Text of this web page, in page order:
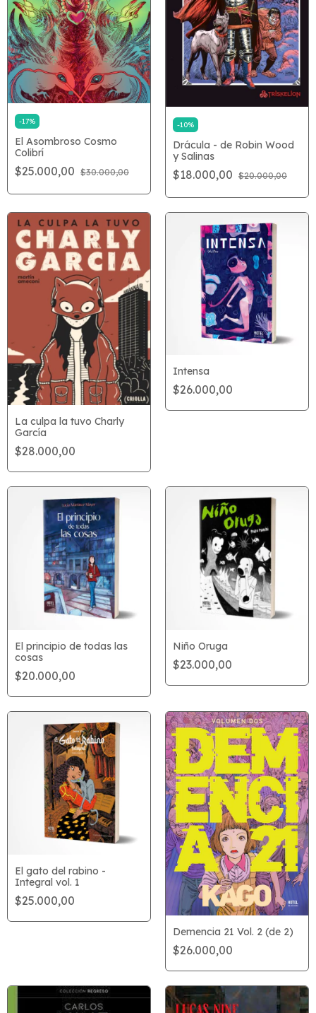
-17%
El Asombroso Cosmo
Colibrí
$25.000,00 $30.000,00
-10%
Drácula - de Robin Wood
y Salinas
$18.000,00 $20.000,00
La culpa la tuvo Charly
García
$28.000,00
Intensa
$26.000,00
El principio de todas las
cosas
$20.000,00
Niño Oruga
$23.000,00
El gato del rabino -
Integral vol. 1
$25.000,00
Demencia 21 Vol. 2 (de 2)
$26.000,00